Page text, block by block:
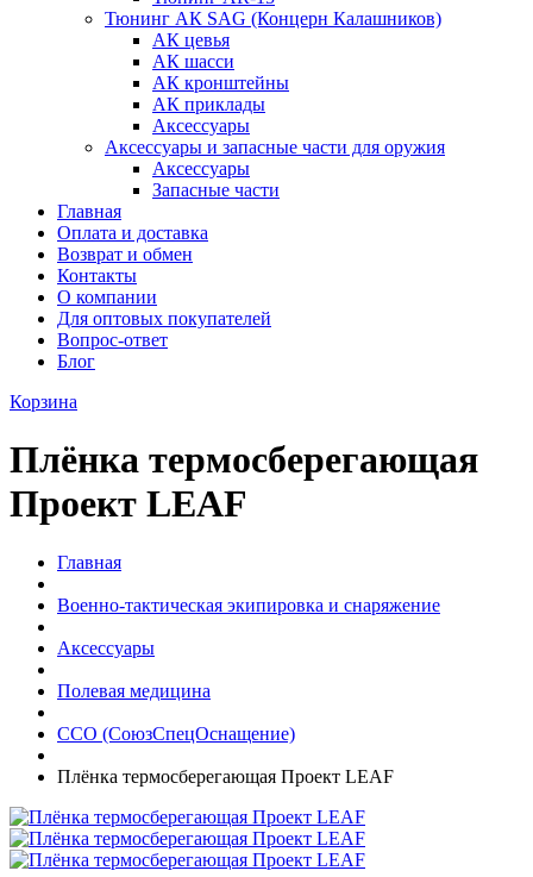
Тюнинг АК SAG (Концерн Калашников)
АК цевья
АК шасси
АК кронштейны
АК приклады
Аксессуары
Аксессуары и запасные части для оружия
Аксессуары
Запасные части
Главная
Оплата и доставка
Возврат и обмен
Контакты
О компании
Для оптовых покупателей
Вопрос-ответ
Блог
Корзина
Плёнка термосберегающая
Проект LEAF
Главная
Военно-тактическая экипировка и снаряжение
Аксессуары
Полевая медицина
ССО (СоюзСпецОснащение)
Плёнка термосберегающая Проект LEAF